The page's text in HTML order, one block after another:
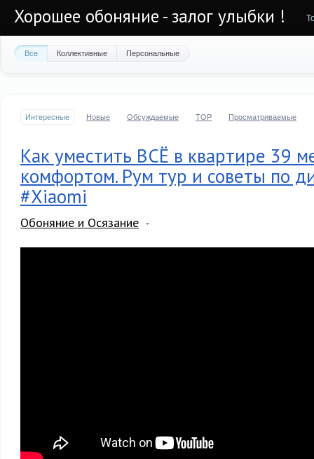
Хорошее обоняние - залог улыбки !
Все Коллективные Персональные
Интересные Новые Обсуждаемые TOP Просматриваемые
Как уместить ВСЁ в квартире 39
комфортом. Рум тур и советы по
#Xiaomi
Обоняние и Осязание